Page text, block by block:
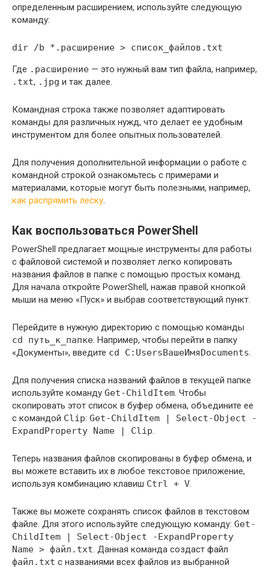
определенным расширением, используйте следующую
команду:
dir /b *.расширение > список_файлов.txt
Где .расширение — это нужный вам тип файла, например,
.txt, .jpg и так далее.
Командная строка также позволяет адаптировать
команды для различных нужд, что делает ее удобным
инструментом для более опытных пользователей.
Для получения дополнительной информации о работе с
командной строкой ознакомьтесь с примерами и
материалами, которые могут быть полезными, например,
как распрямить леску.
Как воспользоваться PowerShell
PowerShell предлагает мощные инструменты для работы
с файловой системой и позволяет легко копировать
названия файлов в папке с помощью простых команд.
Для начала откройте PowerShell, нажав правой кнопкой
мыши на меню «Пуск» и выбрав соответствующий пункт.
Перейдите в нужную директорию с помощью команды
cd путь_к_папке. Например, чтобы перейти в папку
«Документы», введите cd C:UsersВашеИмяDocuments.
Для получения списка названий файлов в текущей папке
используйте команду Get-ChildItem. Чтобы
скопировать этот список в буфер обмена, объедините ее
с командой Clip: Get-ChildItem | Select-Object -
ExpandProperty Name | Clip.
Теперь названия файлов скопированы в буфер обмена, и
вы можете вставить их в любое текстовое приложение,
используя комбинацию клавиш Ctrl + V.
Также вы можете сохранять список файлов в текстовом
файле. Для этого используйте следующую команду: Get-
ChildItem | Select-Object -ExpandProperty
Name > файл.txt. Данная команда создаст файл
файл.txt с названиями всех файлов из выбранной